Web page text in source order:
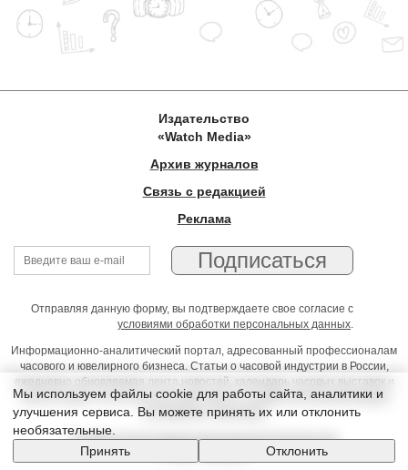
Издательство
«Watch Media»
Архив журналов
Связь с редакцией
Реклама
Отправляя данную форму, вы подтверждаете свое согласие с
условиями обработки персональных данных.
Информационно-аналитический портал, адресованный профессионалам
часового и ювелирного бизнеса. Статьи о часовой индустрии в России,
ежедневно обновляемая лента новостей, календарь часовых выставок и
презентаций, on-line консультации юриста, профессиональный форум
часовщиков и ювелиров
Условия использования материалов Издательства
Мы используем файлы cookie для работы сайта, аналитики и
улучшения сервиса. Вы можете принять их или отклонить
необязательные.
Принять
Отклонить